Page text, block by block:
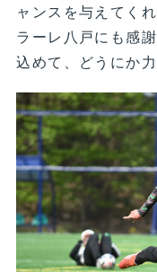
ャンスを与えてく
ラーレ八戸にも感
込めて、どうにか